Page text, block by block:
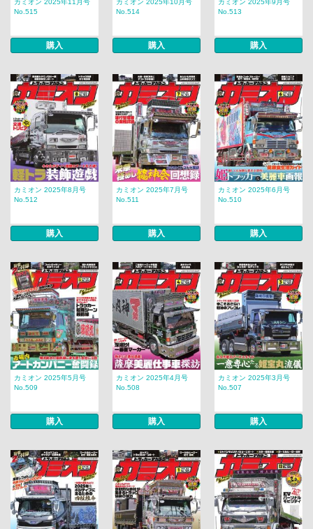
No.515
購入
No.514
購入
No.513
購入
カミオン 2025年8月号
No.512
購入
カミオン 2025年7月号
No.511
購入
カミオン 2025年6月号
No.510
購入
カミオン 2025年5月号
No.509
購入
カミオン 2025年4月号
No.508
購入
カミオン 2025年3月号
No.507
購入